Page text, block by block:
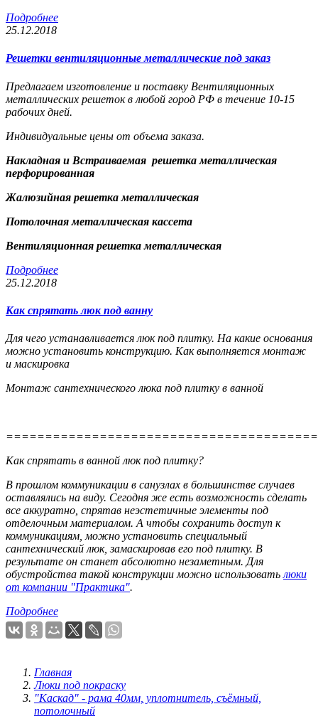
Подробнее
25.12.2018
Решетки вентиляционные металлические под заказ
Предлагаем изготовление и поставку Вентиляционных
металлических решеток в любой город РФ в течение 10-15
рабочих дней.
Индивидуальные цены от объема заказа.
Накладная и Встраиваемая решетка металлическая
перфорированная
Жалюзийная решетка металлическая
Потолочная металлическая кассета
Вентиляционная решетка металлическая
Подробнее
25.12.2018
Как спрятать люк под ванну
Для чего устанавливается люк под плитку. На какие основания
можно установить конструкцию. Как выполняется монтаж
и маскировка
Монтаж сантехнического люка под плитку в ванной
Как спрятать в ванной люк под плитку?
В прошлом коммуникации в санузлах в большинстве случаев
оставлялись на виду. Сегодня же есть возможность сделать
все аккуратно, спрятав неэстетичные элементы под
отделочным материалом. А чтобы сохранить доступ к
коммуникациям, можно установить специальный
сантехнический люк, замаскировав его под плитку. В
результате он станет абсолютно незаметным. Для
обустройства такой конструкции можно использовать люки
от компании "Практика".
Подробнее
Главная
Люки под покраску
"Каскад" - рама 40мм, уплотнитель, съёмный,
потолочный